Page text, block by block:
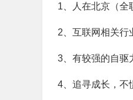
1、 人在北京（全
2、 互联网相关行
3、有较强的自驱
4、追寻成长，不